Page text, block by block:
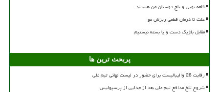
قلعه نویی و تاج دوستان من هستند
علت تا درمان قطعی ریزش مو
مقابل بلژیک دست و پا بسته نیستیم
پربحث ترین ها
رقابت 28 والیبالیست برای حضور در لیست نهائی تیم ملی
شروع تلخ مدافع تیم ملی بعد از جدایی از پرسپولیس